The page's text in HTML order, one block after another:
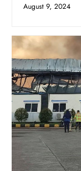
August 9, 2024